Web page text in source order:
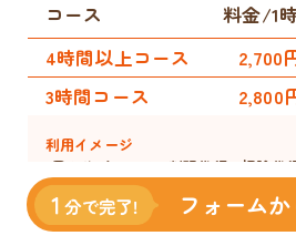
コース 料金/1
4時間以上コース 2,700
3時間コース
2,800
利用イメージ
1回のサポートで、料理代行、掃除代
ー・キッズシッターなど、複数の家事
合わせて依頼！
フォーム